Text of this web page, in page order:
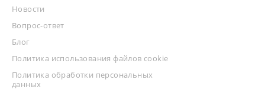
Новости
Вопрос-ответ
Блог
Политика использования файлов cookie
Политика обработки персональных
данных